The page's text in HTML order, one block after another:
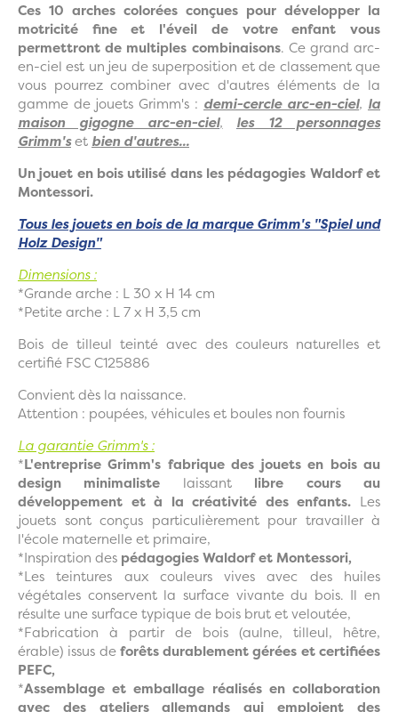
Ces 10 arches colorées conçues pour développer la
motricité fine et l'éveil de votre enfant vous
permettront de multiples combinaisons. Ce grand arc-
en-ciel est un jeu de superposition et de classement que
vous pourrez combiner avec d'autres éléments de la
gamme de jouets Grimm's : demi-cercle arc-en-ciel, la
maison gigogne arc-en-ciel,
les 12 personnages
Grimm'set bien d'autres...
Un jouet en bois utilisé dans les pédagogies Waldorf et
Montessori.
Tous les jouets en bois de la marque Grimm's "Spiel und
Holz Design"
Dimensions :
*Grande arche : L 30 x H 14 cm
*Petite arche : L 7 x H 3,5 cm
Bois de tilleul teinté avec des couleurs naturelles et
certifié FSC C125886
Convient dès la naissance.
Attention : poupées, véhicules et boules non fournis
La garantie Grimm's :
*L'entreprise Grimm's fabrique des jouets en bois au
design minimaliste laissant libre cours au
développement et à la créativité des enfants. Les
jouets sont conçus particulièrement pour travailler à
l'école maternelle et primaire,
*Inspiration des pédagogies Waldorf et Montessori,
*Les teintures aux couleurs vives avec des huiles
végétales conservent la surface vivante du bois. Il en
résulte une surface typique de bois brut et veloutée,
*Fabrication à partir de bois (aulne, tilleul, hêtre,
érable) issus deforêts durablement gérées et certifiées
PEFC,
*Assemblage et emballage réalisés en collaboration
avec des ateliers allemands qui emploient des